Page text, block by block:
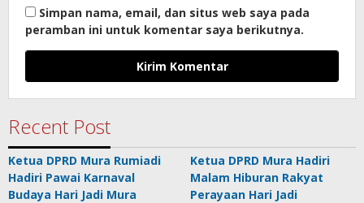
Simpan nama, email, dan situs web saya pada
peramban ini untuk komentar saya berikutnya.
Recent Post
Ketua DPRD Mura Rumiadi
Hadiri Pawai Karnaval
Budaya Hari Jadi Mura
Ketua DPRD Mura Hadiri
Malam Hiburan Rakyat
Perayaan Hari Jadi